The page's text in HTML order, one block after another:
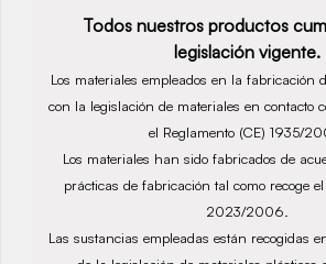
Todos nuestros productos
legislación vigente.
Los materiales empleados en la fabricación
con la legislación de materiales en contacto
el Reglamento (CE) 1935/
Los materiales han sido fabricados de
prácticas de fabricación tal como recoge
2023/2006.
Las sustancias empleadas están recogidas